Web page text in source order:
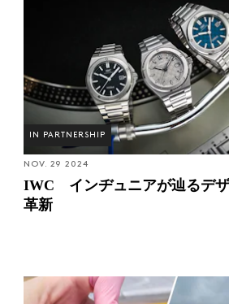
方式」をベースにした時計を発表。文
時間の単位を表す「Hours」（時）と「
（分）の窓があり、針が一周するとそ
瞬間的にひと目盛り進む画期的な構造
いる。
ヨハン・ハインリッヒ・モーザーがシャ
ゼンに水力発電所を建設。モーザーは
ズと共にIWCをシャフハウゼンへ移し、
本拠地で水力発電を利用した時計制作
IN PARTNERSHIP
NOV. 29 2024
IWC インヂュニアが辿るデ
革新
Inside The Manufacture: IWCマニュ